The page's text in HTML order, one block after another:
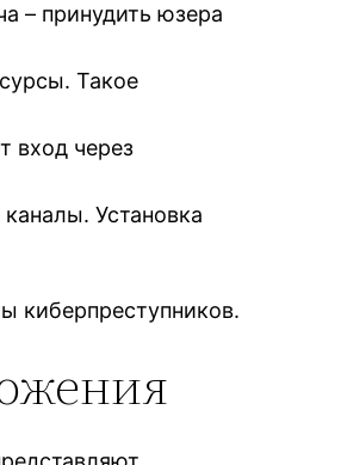
– принудить юзера
Такое
вход через
Установка
киберпреступников.